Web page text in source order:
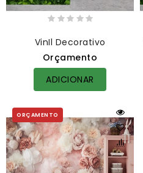
VinIl Decorativo
Orçamento
ADICIONAR
ORÇAMENTO